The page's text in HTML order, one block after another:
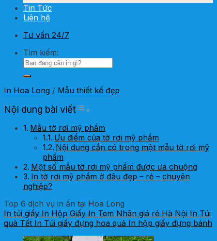
Tin Tức
Liên hệ
Tư vấn 24/7
Tìm kiếm:
In Hoa Long / Mẫu thiết kế đẹp
Nội dung bài viết Toggle Table of Content
Mẫu tờ rơi mỹ phẩm
Ưu điểm của tờ rơi mỹ phẩm
Nội dung cần có trong một mẫu tờ rơi mỹ
phẩm
Một số mẫu tờ rơi mỹ phẩm được ưa chuộng
In tờ rơi mỹ phẩm ở đâu đẹp – rẻ – chuyên
nghiệp?
Top 6 dịch vụ in ấn tại Hoa Long
In túi giấy In Hộp Giấy In Tem Nhãn giá rẻ Hà Nội In Túi
quà Tết In Túi giấy đựng hoa quả In hộp giấy đựng bánh